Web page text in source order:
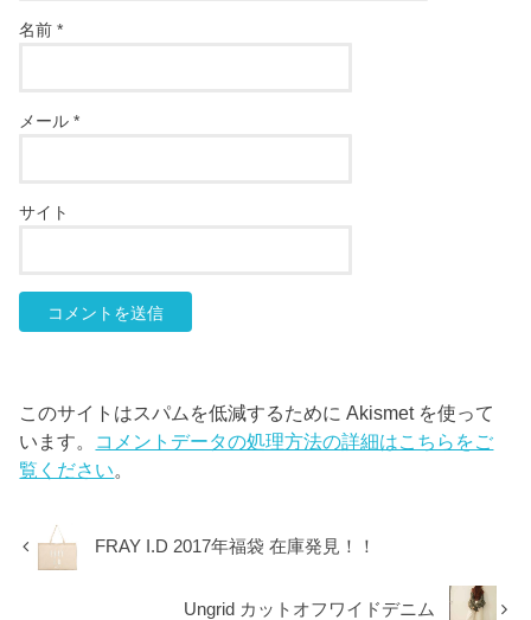
名前*
メール*
サイト
このサイトはスパムを低減するために Akismet を使って
います。 コメントデータの処理方法の詳細はこちらをご
覧ください
FRAY I.D 2017年福袋 在庫発見！！
Ungrid カットオフワイドデニム